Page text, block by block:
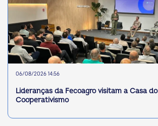
06/08/2026 14:56
Lideranças da Fecoagro visitam a Casa do
Cooperativismo